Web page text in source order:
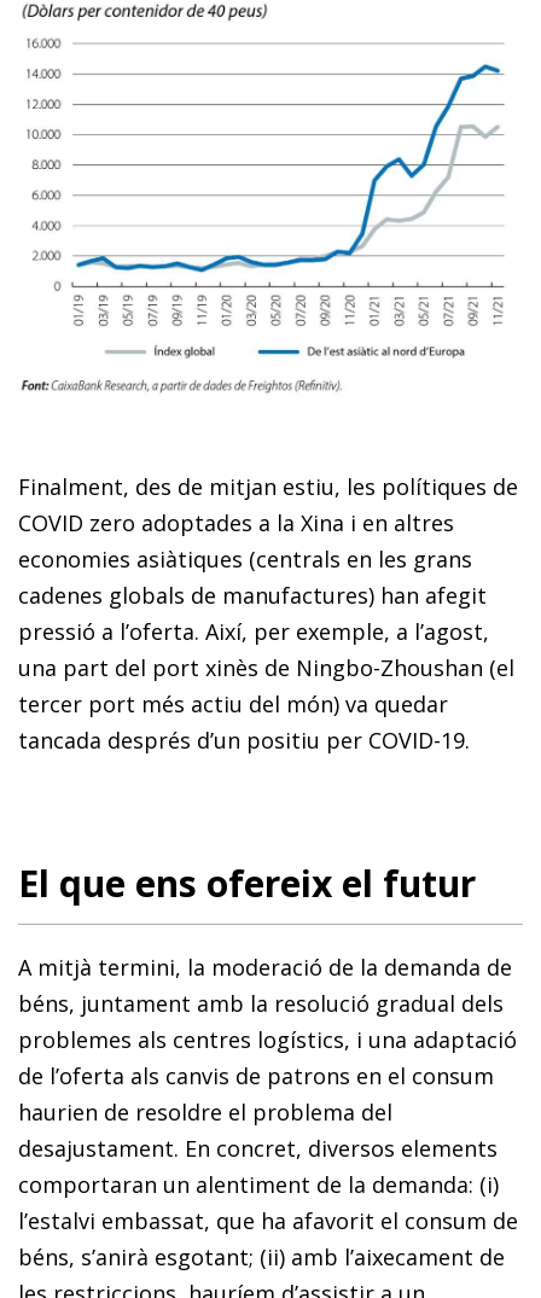
Finalment, des de mitjan estiu, les polítiques de
COVID zero adoptades a la Xina i en altres
economies asiàtiques (centrals en les grans
cadenes globals de manufactures) han afegit
pressió a l’oferta. Així, per exemple, a l’agost,
una part del port xinès de Ningbo-Zhoushan (el
tercer port més actiu del món) va quedar
tancada després d’un positiu per COVID-19.
El que ens ofereix el futur
A mitjà termini, la moderació de la demanda de
béns, juntament amb la resolució gradual dels
problemes als centres logístics, i una adaptació
de l’oferta als canvis de patrons en el consum
haurien de resoldre el problema del
desajustament. En concret, diversos elements
comportaran un alentiment de la demanda: (i)
l’estalvi embassat, que ha afavorit el consum de
béns, s’anirà esgotant; (ii) amb l’aixecament de